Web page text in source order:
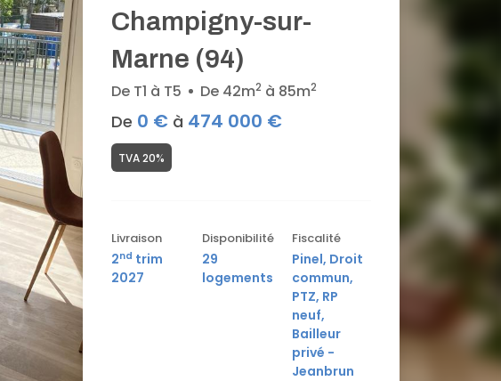
Champigny-sur-
Marne (94)
De T1 à T5 De 42m2 à 85m2
De 0 € à 474 000 €
TVA 20%
Livraison
2nd trim
2027
Disponibilité
29
logements
Fiscalité
Pinel, Droit
commun,
PTZ, RP
neuf,
Bailleur
privé -
Jeanbrun